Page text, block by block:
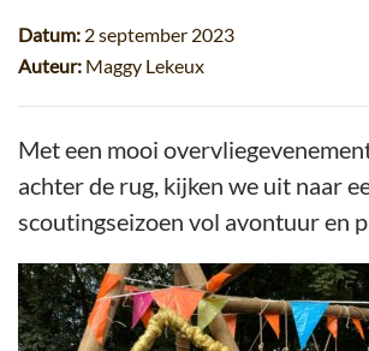
Datum: 2 september 2023
Auteur: Maggy Lekeux
Met een mooi
achter de rug, kijken we uit naar
scoutingseizoen vol avontuur en